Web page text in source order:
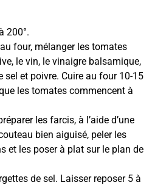
200°.
four, mélanger les tomates
le vin, le vinaigre balsamique,
sel et poivre. Cuire au four 10-15
les tomates commencent à
les farcis, à l’aide d’une
bien aiguisé, peler les
et les poser à plat sur le plan de
de sel. Laisser reposer 5 à